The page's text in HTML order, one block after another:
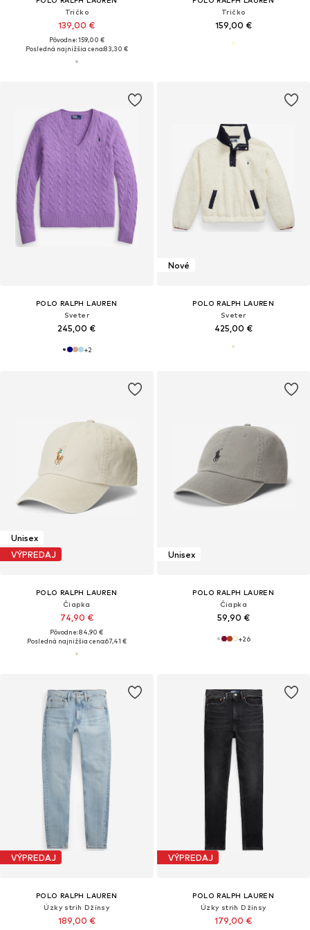
Tričko
139,00 €
Pôvodne: 159,00 €
Posledná najnižšia cena:83,30 €
Tričko
159,00 €
POLO RALPH LAUREN
Sveter
245,00 €
+2
Nové
POLO RALPH LAUREN
Sveter
425,00 €
Unisex
VÝPREDAJ
POLO RALPH LAUREN
Čiapka
74,90 €
Pôvodne: 84,90 €
Posledná najnižšia cena:67,41 €
Unisex
POLO RALPH LAUREN
Čiapka
59,90 €
+26
VÝPREDAJ
POLO RALPH LAUREN
Úzky strih Džínsy
189,00 €
VÝPREDAJ
POLO RALPH LAUREN
Úzky strih Džínsy
179,00 €